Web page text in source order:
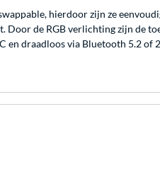
hierdoor zijn ze
de RGB verlichting zijn de
draadloos via Bluetooth 5.2 of